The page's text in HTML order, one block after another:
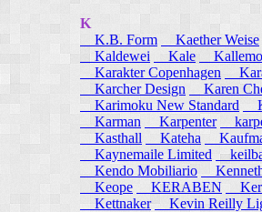
K
K.B. Form
Kaether Weise
Kaldewei
Kale Kallemo
Karakter Copenhagen
Karcher Design
Karen
Karimoku New Standard
Karman
Karpenter
Kasthall
Kateha
Kaynemaile Limited
Kendo Mobiliario
Keope
KERABEN
Kettnaker Kevin Reilly